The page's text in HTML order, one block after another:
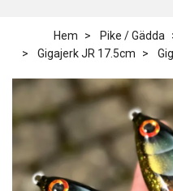
Hem Pike / Gädda
Gigajerk JR 17.5cm